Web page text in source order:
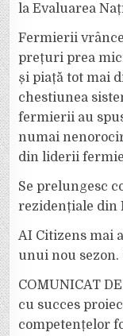
la Evaluarea
Fermierii
prețuri prea
și piață tot mai
chestiunea
fermierii au
numai
din liderii
Se prelungesc
rezidențiale din
AI Citizens mai
unui nou sezon.
COMUNICAT
cu succes
competențelor